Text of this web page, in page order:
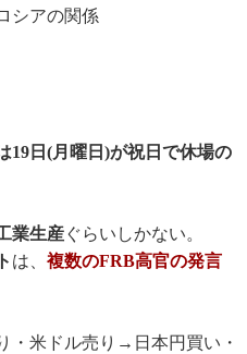
シアの関係
19日(月曜日)が祝日で休場の
業生産ぐらいしかない。
は、 複数のFRB高官の発言
・米ドル売り→日本円買い・